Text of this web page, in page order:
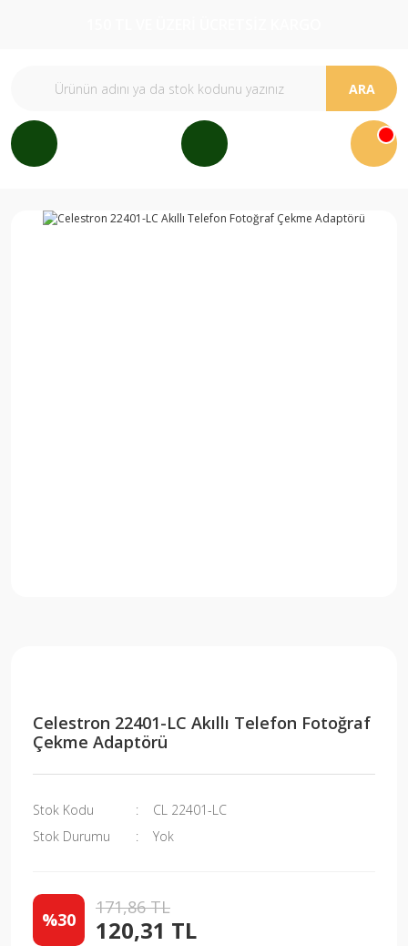
ARA
Celestron 22401-LC Akıllı Telefon Fotoğraf
Çekme Adaptörü
Stok Kodu
CL 22401-LC
Stok Durumu
Yok
%30
171,86 TL
120,31 TL